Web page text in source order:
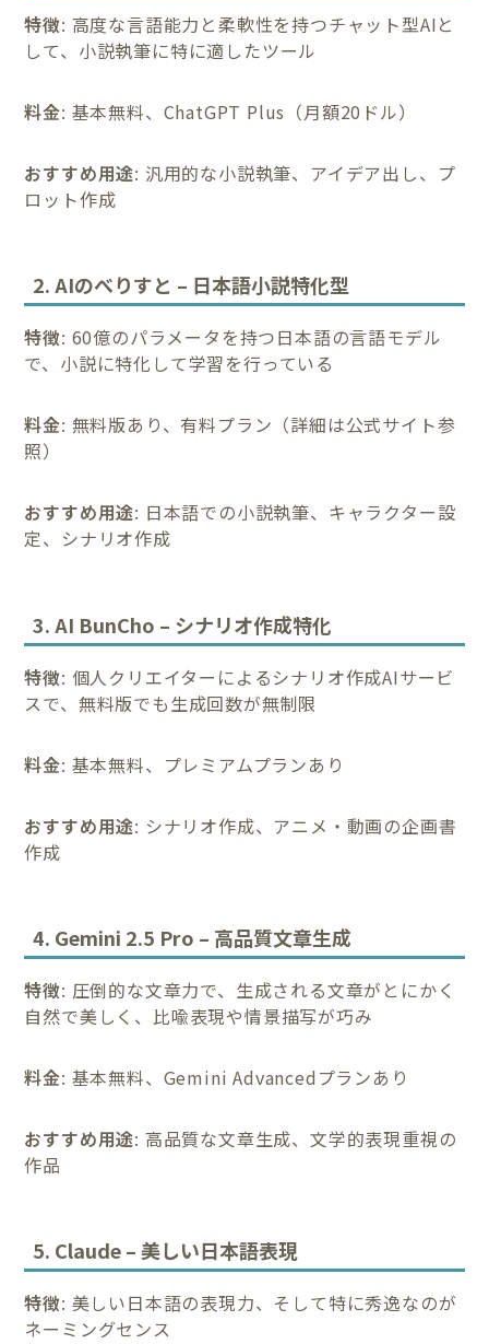
特徴: 高度な言語能力と柔軟性を持つチャット型AIと
して、小説執筆に特に適したツール
料金: 基本無料、ChatGPT Plus（月額20ドル）
おすすめ用途: 汎用的な小説執筆、アイデア出し、プ
ロット作成
2. AIのべりすと – 日本語小説特化型
特徴: 60億のパラメータを持つ日本語の言語モデル
で、小説に特化して学習を行っている
料金: 無料版あり、有料プラン（詳細は公式サイト参
照）
おすすめ用途: 日本語での小説執筆、キャラクター設
定、シナリオ作成
3. AI BunCho – シナリオ作成特化
特徴: 個人クリエイターによるシナリオ作成AIサービ
スで、無料版でも生成回数が無制限
料金: 基本無料、プレミアムプランあり
おすすめ用途: シナリオ作成、アニメ・動画の企画書
作成
4. Gemini 2.5 Pro – 高品質文章生成
特徴: 圧倒的な文章力で、生成される文章がとにかく
自然で美しく、比喩表現や情景描写が巧み
料金: 基本無料、Gemini Advancedプランあり
おすすめ用途: 高品質な文章生成、文学的表現重視の
作品
5. Claude – 美しい日本語表現
特徴: 美しい日本語の表現力、そして特に秀逸なのが
ネーミングセンス